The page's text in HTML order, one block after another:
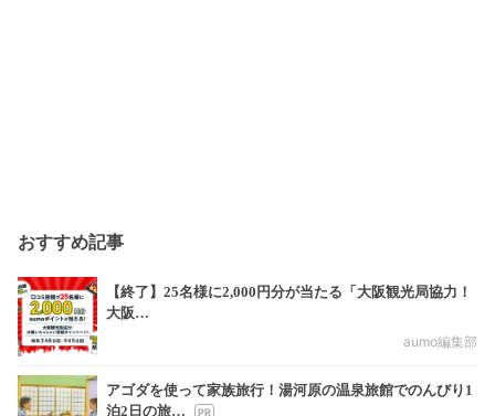
おすすめ記事
【終了】25名様に2,000円分が当たる「大阪観光局協力！
大阪…
aumo編集部
アゴダを使って家族旅行！湯河原の温泉旅館でのんびり1
泊2日の旅…